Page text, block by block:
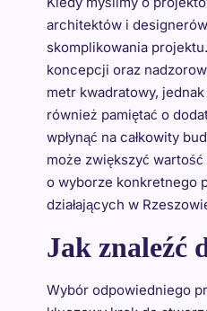
architektów i
skomplikowania
koncepcji oraz
metr kwadratowy,
również pamiętać o
wpłynąć na całkowity
może zwiększyć
o wyborze konkretnego
działających w
Jak znaleźć
Wybór odpowiedniego